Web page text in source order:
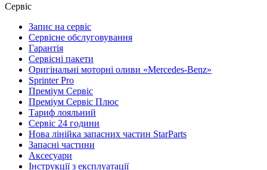
Сервіс
Запис на сервіс
Сервісне обслуговування
Гарантія
Сервісні пакети
Оригінальні моторні оливи «Mercedes-Benz»
Sprinter Pro
Преміум Сервіс
Преміум Сервіс Плюс
Тариф лояльний
Сервіс 24 години
Нова лінійка запасних частин StarParts
Запасні частини
Аксесуари
Інструкції з експлуатації